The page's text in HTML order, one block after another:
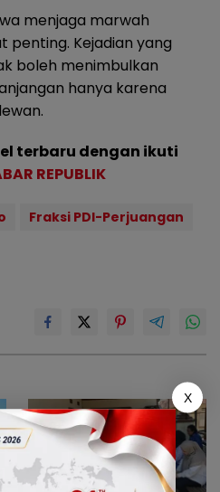
menjaga marwah
penting. Kejadian yang
boleh menimbulkan
hanya karena
terbaru dengan ikuti
REPUBLIK
Fraksi PDI-Perjuangan
X